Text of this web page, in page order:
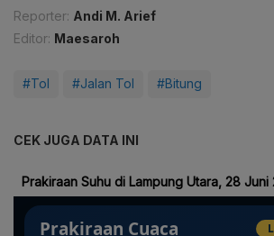
Reporter: Andi M. Arief
Editor: Maesaroh
#Tol #Jalan Tol #Bitung
CEK JUGA DATA INI